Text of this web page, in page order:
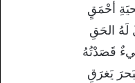
أحْمَقٍ
لَهُ الحَقِ
قَصَدْتُهُ
يَغرَقِ